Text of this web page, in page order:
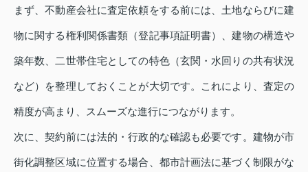
まず、不動産会社に査定依頼をする前には、土地ならびに建
物に関する権利関係書類（登記事項証明書）、建物の構造や
築年数、二世帯住宅としての特色（玄関・水回りの共有状況
など）を整理しておくことが大切です。これにより、査定の
精度が高まり、スムーズな進行につながります。
次に、契約前には法的・行政的な確認も必要です。建物が市
街化調整区域に位置する場合、都市計画法に基づく制限がな